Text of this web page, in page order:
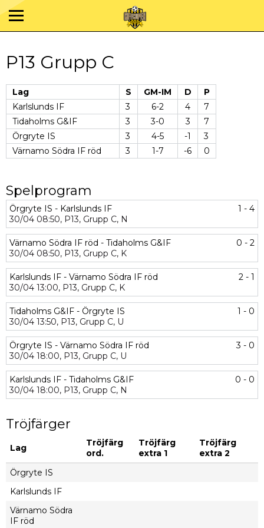
P13 Grupp C
Lag S GM-IM D
P
Karlslunds IF
3 6-2 4
7
Tidaholms G&IF
3 3-0 3
7
Örgryte IS
3 4-5 -1
3
Värnamo Södra IF röd
3 1-7 -6 0
Spelprogram
Örgryte IS - Karlslunds IF
1 - 4
30/04 08:50, P13, Grupp C, N
Värnamo Södra IF röd - Tidaholms G&IF
0 - 2
30/04 08:50, P13, Grupp C, K
Karlslunds IF - Värnamo Södra IF röd
2 - 1
30/04 13:00, P13, Grupp C, K
Tidaholms G&IF - Örgryte IS
1 - 0
30/04 13:50, P13, Grupp C, U
Örgryte IS - Värnamo Södra IF röd
3 - 0
30/04 18:00, P13, Grupp C, U
Karlslunds IF - Tidaholms G&IF
0 - 0
30/04 18:00, P13, Grupp C, N
Tröjfärger
Lag
Tröjfärg
ord.
Tröjfärg
extra 1
Tröjfärg
extra 2
Örgryte IS
Karlslunds IF
Värnamo Södra
IF röd